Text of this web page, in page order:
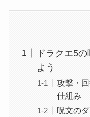
ドラクエ5
よう
攻撃・
仕組み
呪文の